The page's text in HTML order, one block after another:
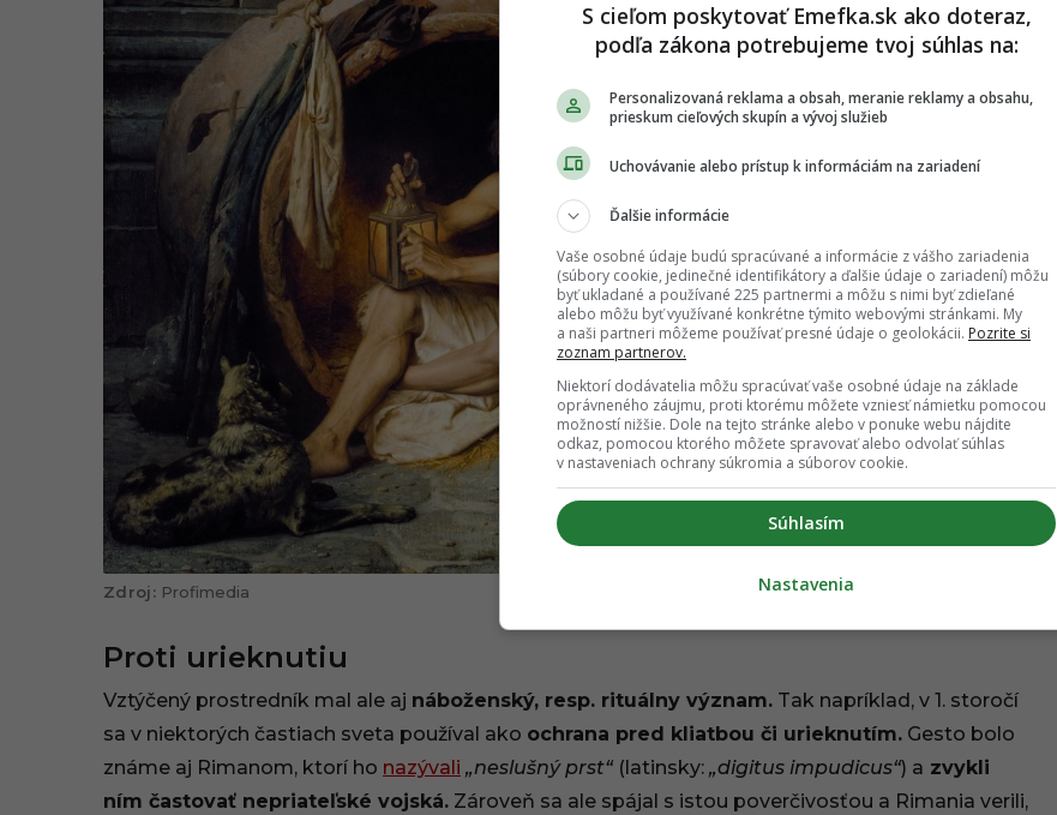
Profimedia
Proti urieknutiu
Vztýčený prostredník mal ale aj náboženský, resp. rituálny význam. Tak napríklad, v 1. storočí
sa v niektorých častiach sveta používal ako ochrana pred kliatbou či urieknutím. Gesto bolo
známe aj Rimanom, ktorí ho nazývali „neslušný prst“ (latinsky: „digitus impudicus“) a zvykli
ním častovať nepriateľské vojská. Zároveň sa ale spájal s istou poverčivosťou a Rimania verili,
S cieľom poskytovať Emefka.sk ako doteraz,
podľa zákona potrebujeme tvoj súhlas na:
Personalizovaná reklama a obsah, meranie reklamy a obsahu,
prieskum cieľových skupín a vývoj služieb
Uchovávanie alebo prístup k informáciám na zariadení
Ďalšie informácie
Vaše osobné údaje budú spracúvané a informácie z vášho zariadenia
(súbory cookie, jedinečné identifikátory a ďalšie údaje o zariadení) môžu
byť ukladané a používané 225 partnermi a môžu s nimi byť zdieľané
alebo môžu byť využívané konkrétne týmito webovými stránkami. My
a naši partneri môžeme používať presné údaje o geolokácii. Pozrite si
zoznam partnerov.
Niektorí dodávatelia môžu spracúvať vaše osobné údaje na základe
oprávneného záujmu, proti ktorému môžete vzniesť námietku pomocou
možností nižšie. Dole na tejto stránke alebo v ponuke webu nájdite
odkaz, pomocou ktorého môžete spravovať alebo odvolať súhlas
v nastaveniach ochrany súkromia a súborov cookie.
Súhlasím
Nastavenia